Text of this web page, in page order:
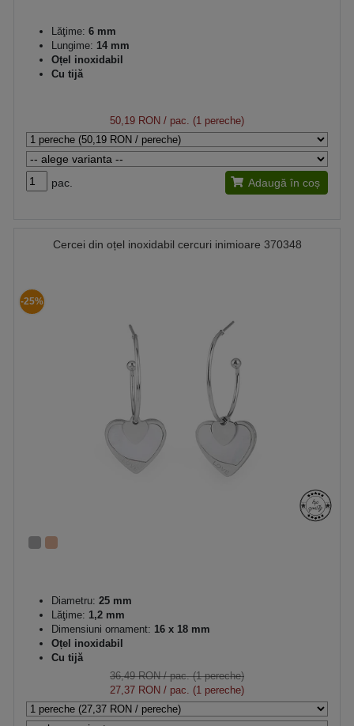
Lăţime: 6 mm
Lungime: 14 mm
Oțel inoxidabil
Cu tijă
50,19 RON / pac. (1 pereche)
pac. Adaugă în coș
Cercei din oțel inoxidabil cercuri inimioare 370348
-25%
Diametru: 25 mm
Lăţime: 1,2 mm
Dimensiuni ornament: 16 x 18 mm
Oțel inoxidabil
Cu tijă
36,49 RON/ pac. (1 pereche)
27,37 RON / pac. (1 pereche)